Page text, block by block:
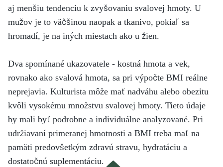
aj menšiu tendenciu k zvyšovaniu svalovej hmoty. U
mužov je to väčšinou naopak a tkanivo, pokiaľ sa
hromadí, je na iných miestach ako u žien.
Dva spomínané ukazovatele - kostná hmota a vek,
rovnako ako svalová hmota, sa pri výpočte BMI reálne
neprejavia. Kulturista môže mať nadváhu alebo obezitu
kvôli vysokému množstvu svalovej hmoty. Tieto údaje
by mali byť podrobne a individuálne analyzované. Pri
udržiavaní primeranej hmotnosti a BMI treba mať na
pamäti predovšetkým zdravú stravu, hydratáciu a
dostatočnú suplementáciu.